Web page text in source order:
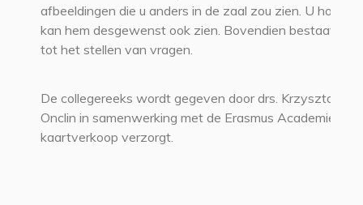
afbeeldingen die u anders in de zaal zou zien. U hoort
kan hem desgewenst ook zien. Bovendien bestaat de
tot het stellen van vragen.
De collegereeks wordt gegeven door drs. Krzysztof
Onclin in samenwerking met de Erasmus Academie die
kaartverkoop verzorgt.